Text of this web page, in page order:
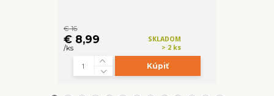
€ 16
€ 8,99
/ks
SKLADOM
> 2 ks
Kúpiť